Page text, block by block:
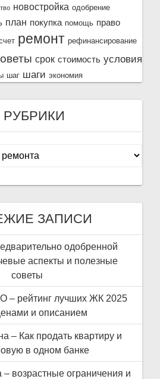
новостройка одобрение
план покупка помощь право
ремонт рефинансирование
срок стоимость условия
шаг шаги экономия
РУБРИКИ
ЗАПИСИ
одобренной
аспекты и полезные
советы
– рейтинг лучших ЖК 2025
и описанием
– Как продать квартиру и
в одном банке
– возрастные ограничения и